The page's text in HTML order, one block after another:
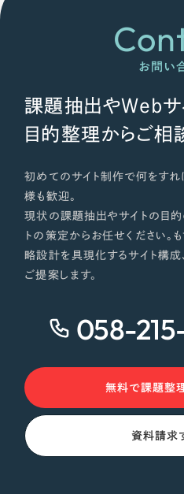
お問い
課題抽出やWebサ
目的整理からご相
初めてのサイト制作で何をす
様も歓迎。
現状の課題抽出やサイトの目的
トの策定からお任せください。
略設計を具現化するサイト構成
ご提案します。
058-
無料で課題整
資料請求